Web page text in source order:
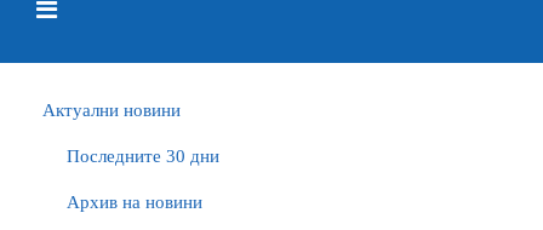
Актуални новини
Последните 30 дни
Архив на новини